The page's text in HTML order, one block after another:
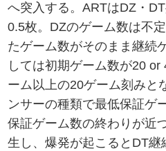
へ突入する。ARTはDZ・
0.5枚。DZのゲーム数は不
たゲーム数がそのまま継続
しては初期ゲーム数が20
ーム以上の20ゲーム刻みと
ンサーの種類で最低保証ゲ
保証ゲーム数の終わりが近
生し、爆発が起こるとDT継